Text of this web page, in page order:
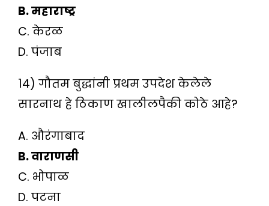
B. महाराष्ट्र
C. केरळ
D. पंजाब
14) गौतम बुद्धांनी प्रथम उपदेश केलेले
सारनाथ हे ठिकाण खालीलपैकी कोठे आहे?
A. औरंगाबाद
B. वाराणसी
C. भोपाळ
D. पटना